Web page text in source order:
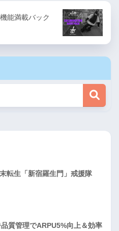
能満載バック
転生「新宿羅生門」戒援隊
質管理でARPU5%向上＆効率